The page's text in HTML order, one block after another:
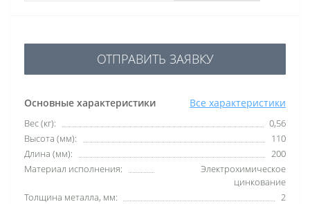
Основные характеристики Все характеристики
Вес (кг):
0,56
Высота (мм):
110
Длина (мм):
200
Материал исполнения:
Электрохимическое
цинкование
Толщина металла, мм:
2
ОТПРАВИТЬ ЗАЯВКУ